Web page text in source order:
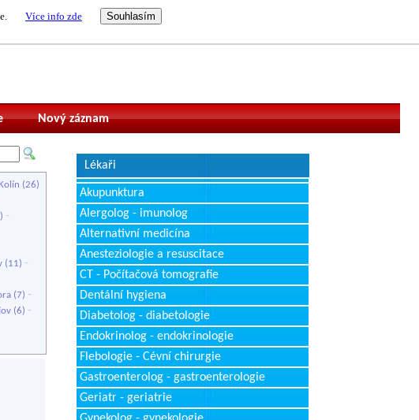
Více info zde
Nový záznam
(26)
-
(11) -
(7) -
(6) -
Lékaři
Akupunktura
Alergolog - imunolog
Alternativní medicína
Anesteziologie a resuscitace
CT - Počítačová tomografie
Dentální hygiena
Diabetolog - diabetologie
Endokrinolog - endokrinologie
Flebologie - Cévní chirurgie
Gastroenterolog - gastroenterologie
Geriatr - geriatrie